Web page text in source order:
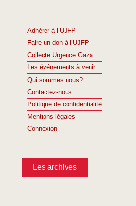
Adhérer à l’UJFP
Faire un don à l’UJFP
Collecte Urgence Gaza
Les événements à venir
Qui sommes nous?
Contactez-nous
Politique de confidentialité
Mentions légales
Connexion
Les archives